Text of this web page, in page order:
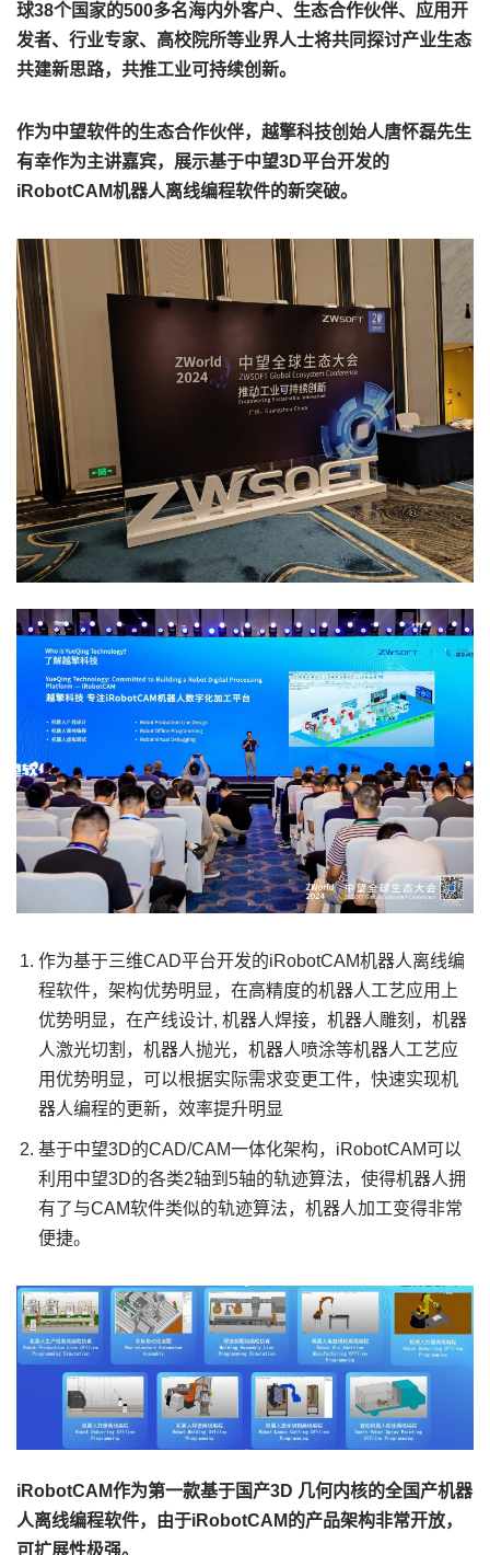
球38个国家的500多名海内外客户、生态合作伙伴、应用开
发者、行业专家、高校院所等业界人士将共同探讨产业生态
共建新思路，共推工业可持续创新。
作为中望软件的生态合作伙伴，越擎科技创始人唐怀磊先生
有幸作为主讲嘉宾，展示基于中望3D平台开发的
iRobotCAM机器人离线编程软件的新突破。
作为基于三维CAD平台开发的iRobotCAM机器人离线编
程软件，架构优势明显，在高精度的机器人工艺应用上
优势明显，在产线设计, 机器人焊接，机器人雕刻，机器
人激光切割，机器人抛光，机器人喷涂等机器人工艺应
用优势明显，可以根据实际需求变更工件，快速实现机
器人编程的更新，效率提升明显
基于中望3D的CAD/CAM一体化架构，iRobotCAM可以
利用中望3D的各类2轴到5轴的轨迹算法，使得机器人拥
有了与CAM软件类似的轨迹算法，机器人加工变得非常
便捷。
iRobotCAM作为第一款基于国产3D 几何内核的全国产机器
人离线编程软件，由于iRobotCAM的产品架构非常开放，
可扩展性极强。